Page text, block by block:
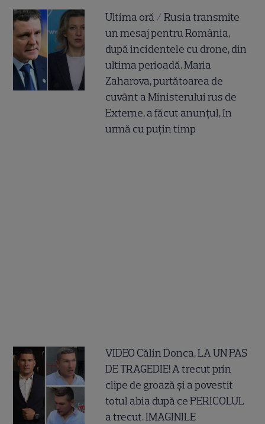
Ultima oră / Rusia transmite
un mesaj pentru România,
după incidentele cu drone, din
ultima perioadă. Maria
Zaharova, purtătoarea de
cuvânt a Ministerului rus de
Externe, a făcut anunțul, în
urmă cu puțin timp
VIDEO Călin Donca, LA UN PAS
DE TRAGEDIE! A trecut prin
clipe de groază și a povestit
totul abia după ce PERICOLUL
a trecut. IMAGINILE